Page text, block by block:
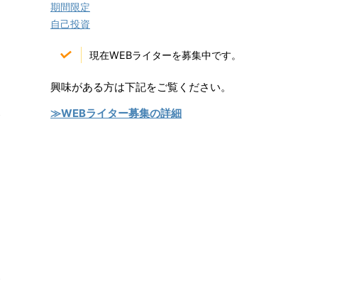
期間限定
自己投資
現在WEBライターを募集中です。
興味がある方は下記をご覧ください。
≫WEBライター募集の詳細